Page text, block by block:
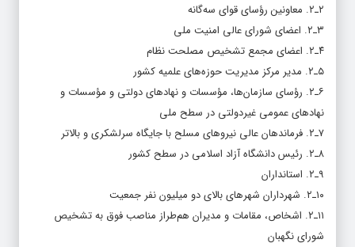
۲ـ۲. معاونین رؤسای قوای سه‌گانه
۳ـ۲. اعضای شورای عالی امنیت ملی
۴ـ۲. اعضای مجمع تشخیص مصلحت نظام
۵ـ۲. مدیر مرکز مدیریت حوزه‌های علمیه کشور
۶ـ۲. رؤسای سازمان‌ها، مؤسسات و نهاد‌های دولتی و مؤسسات و
نهاد‌های عمومی غیردولتی در سطح ملی
۷ـ۲. فرماند‌هان عالی نیرو‌های مسلح با جایگاه سرلشکری و بالاتر
۸ـ۲. رئیس دانشگاه آزاد اسلامی در سطح کشور
۹ـ۲. استانداران
۱۰ـ۲. شهرداران شهر‌های بالای دو میلیون نفر جمعیت
۱۱ـ۲. اشخاص، مقامات و مدیران هم‌طراز مناصب فوق به تشخیص
شورای نگهبان